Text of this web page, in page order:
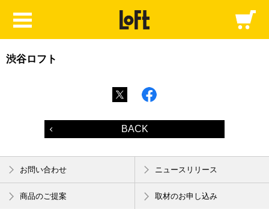
渋谷ロフト
BACK
お問い合わせ ニュースリリース
商品のご提案 取材のお申し込み